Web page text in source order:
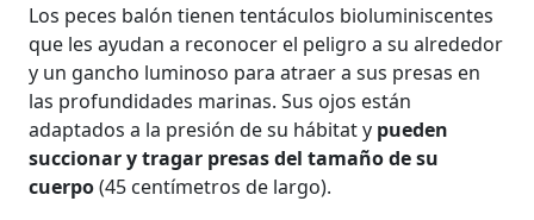
Los peces balón tienen tentáculos bioluminiscentes
que les ayudan a reconocer el peligro a su alrededor
y un gancho luminoso para atraer a sus presas en
las profundidades marinas. Sus ojos están
adaptados a la presión de su hábitat y pueden
succionar y tragar presas del tamaño de su
cuerpo(45 centímetros de largo).